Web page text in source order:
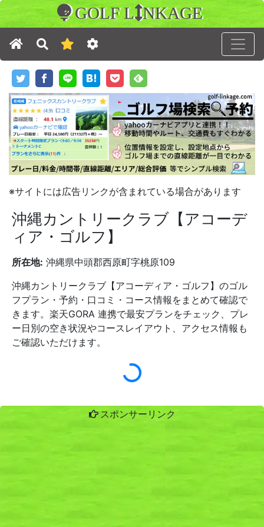
GOLF L NKAGE
※サイトには広告リンクが含まれている場合があります
沖縄カントリークラブ【アコーデ
ィア・ゴルフ】
所在地: 沖縄県中頭郡西原町字桃原109
沖縄カントリークラブ【アコーディア・ゴルフ】のゴル
フプラン・予約・口コミ・コース情報をまとめて確認で
きます。楽天GORA 連携で最安プランをチェック、プレ
ー日別の空き状況やコースレイアウト、アクセス情報も
ご確認いただけます。
スポンサーリンク